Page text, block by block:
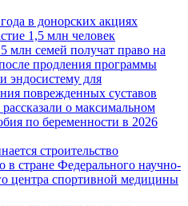
в донорских акциях
1,5 млн человек
млн семей получат право на
продления программы
эндосистему для
поврежденных суставов
о максимальном
по беременности в 2026
строительство
в стране Федерального научно-
центра спортивной медицины